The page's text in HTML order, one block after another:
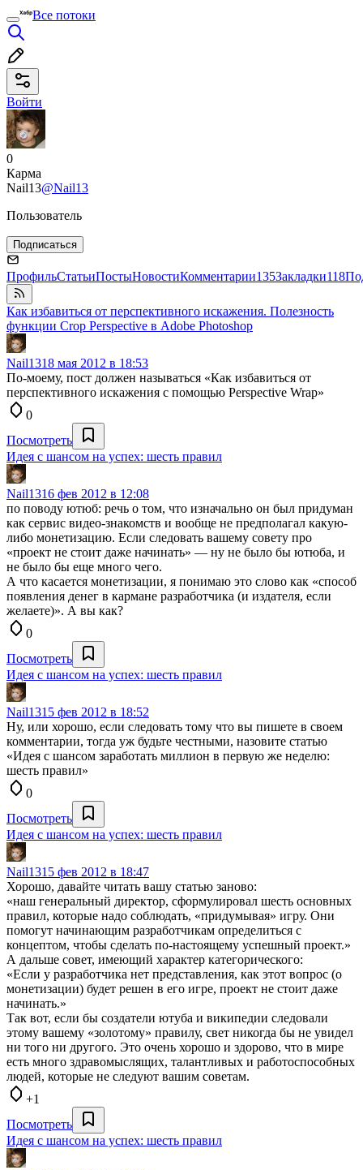
Все потоки
Войти
0
Карма
Nail13@Nail13
Пользователь
Подписаться
ПрофильСтатьиПостыНовостиКомментарии135Закладки118
Как избавиться от перспективного искажения. Полезность
функции Crop Perspective в Adobe Photoshop
Nail1318 мая 2012 в 18:53
По-моему, пост должен называться «Как избавиться от
перспективного искажения с помощью Perspective Wrap»
0
Посмотреть
Идея с шансом на успех: шесть правил
Nail1316 фев 2012 в 12:08
по поводу ютюб: речь о том, что изначально он был придуман
как сервис видео-знакомств и вообще не предполагал какую-
либо монетизацию. Если следовать вашему совету про
«проект не стоит даже начинать» — ну не было бы ютюба, и
не было бы еще много чего.
А что касается монетизации, я понимаю это слово как «способ
появления денег в кармане разработчика (и издателя, если
желаете)». А вы как?
0
Посмотреть
Идея с шансом на успех: шесть правил
Nail1315 фев 2012 в 18:52
Ну, или хорошо, если следовать тому что вы пишете в своем
комментарии, тогда уж будьте честными, назовите статью
«Идея с шансом заработать миллион в первую же неделю:
шесть правил»
0
Посмотреть
Идея с шансом на успех: шесть правил
Nail1315 фев 2012 в 18:47
Хорошо, давайте читать вашу статью заново:
«наш генеральный директор, сформулировал шесть основных
правил, которые надо соблюдать, «придумывая» игру. Они
помогут начинающим разработчикам определиться с
концептом, чтобы сделать по-настоящему успешный проект.»
А дальше совет, имеющий характер категорического:
«Если у разработчика нет представления, как этот вопрос (о
монетизации) будет решен в его игре, проект не стоит даже
начинать.»
Так вот, если бы создатели ютуба и википедии следовали
этому вашему «золотому» правилу, свет никогда бы не увидел
ни того ни другого. Это очень хорошо и здорово, что в мире
есть много здравомыслящих, талантливых и работоспособных
людей, которые не следуют вашим советам.
+1
Посмотреть
Идея с шансом на успех: шесть правил